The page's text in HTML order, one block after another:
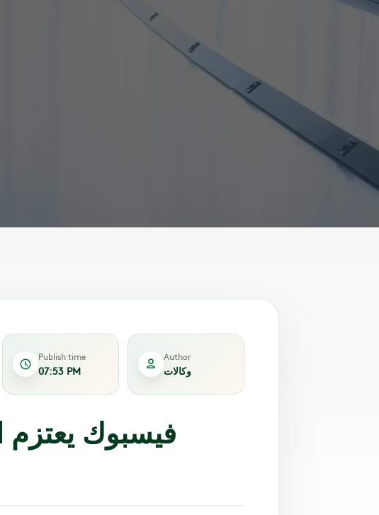
Publish time
07:53 PM
Author
وكالات
فيسبوك يعتزم